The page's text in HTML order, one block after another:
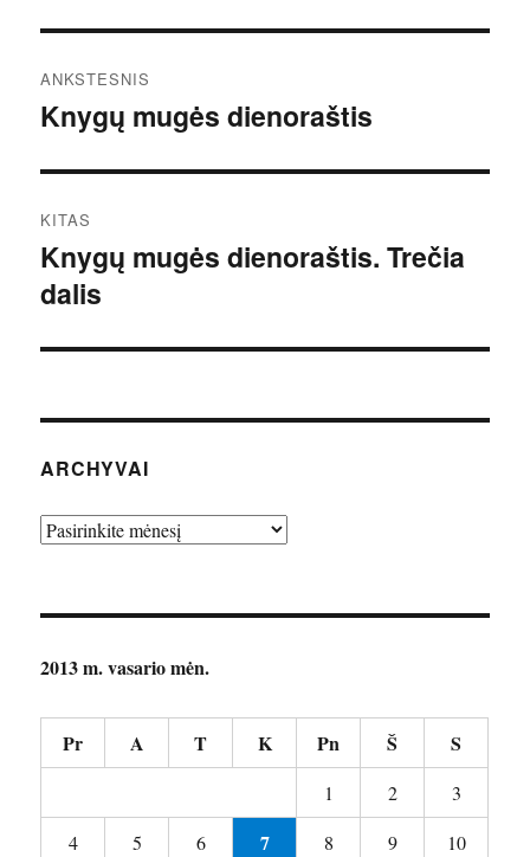
tarp
ANKSTESNIS
Ankstesnis
Knygų mugės dienoraštis
KITAS
Kitas
įrašas:
Knygų mugės dienoraštis. Trečia
dalis
ARCHYVAI
Archyvai
2013 m. vasario mėn.
Pr A T K Pn Š S
1 2
3
4
5 6 7 8 9 10